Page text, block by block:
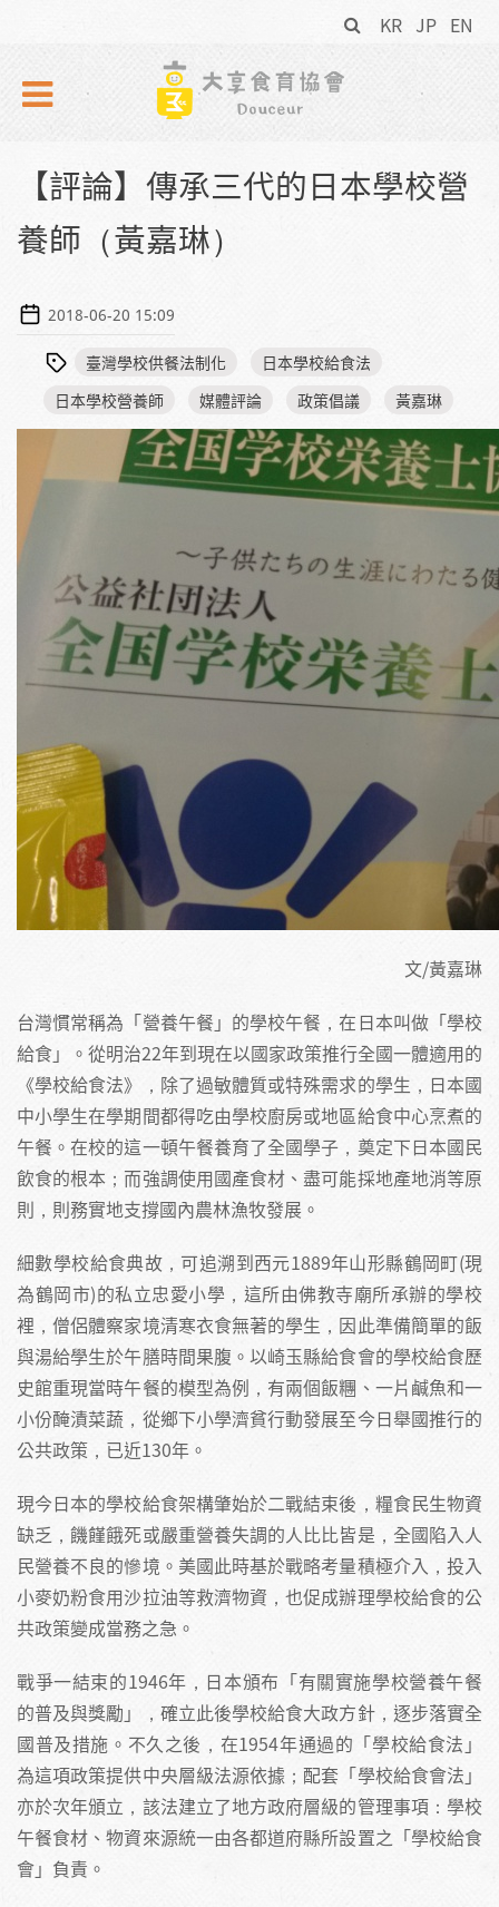
KR JP EN
搜
尋
表
【評論】傳承三代的日本學校營
養師（黃嘉琳）
2018-06-20 15:09
臺灣學校供餐法制化
日本學校給食法
日本學校營養師
媒體評論 政策倡議 黃嘉琳
文/黃嘉琳
台灣慣常稱為「營養午餐」的學校午餐，在日本叫做「學校
給食」。從明治22年到現在以國家政策推行全國一體適用的
《學校給食法》，除了過敏體質或特殊需求的學生，日本國
中小學生在學期間都得吃由學校廚房或地區給食中心烹煮的
午餐。在校的這一頓午餐養育了全國學子，奠定下日本國民
飲食的根本；而強調使用國產食材、盡可能採地產地消等原
則，則務實地支撐國內農林漁牧發展。
細數學校給食典故，可追溯到西元1889年山形縣鶴岡町(現
為鶴岡市)的私立忠愛小學，這所由佛教寺廟所承辦的學校
裡，僧侶體察家境清寒衣食無著的學生，因此準備簡單的飯
與湯給學生於午膳時間果腹。以崎玉縣給食會的學校給食歷
史館重現當時午餐的模型為例，有兩個飯糰、一片鹹魚和一
小份醃漬菜蔬，從鄉下小學濟貧行動發展至今日舉國推行的
公共政策，已近130年。
現今日本的學校給食架構肇始於二戰結束後，糧食民生物資
缺乏，饑饉餓死或嚴重營養失調的人比比皆是，全國陷入人
民營養不良的慘境。美國此時基於戰略考量積極介入，投入
小麥奶粉食用沙拉油等救濟物資，也促成辦理學校給食的公
共政策變成當務之急。
戰爭一結束的1946年，日本頒布「有關實施學校營養午餐
的普及與獎勵」，確立此後學校給食大政方針，逐步落實全
國普及措施。不久之後，在1954年通過的「學校給食法」
為這項政策提供中央層級法源依據；配套「學校給食會法」
亦於次年頒立，該法建立了地方政府層級的管理事項：學校
午餐食材、物資來源統一由各都道府縣所設置之「學校給食
會」負責。